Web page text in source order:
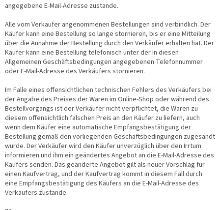
angegebene E-Mail-Adresse zustande.
Alle vom Verkäufer angenommenen Bestellungen sind verbindlich. Der
Käufer kann eine Bestellung so lange stornieren, bis er eine Mitteilung
über die Annahme der Bestellung durch den Verkäufer erhalten hat. Der
Käufer kann eine Bestellung telefonisch unter der in diesen
Allgemeinen Geschäftsbedingungen angegebenen Telefonnummer
oder E-Mail-Adresse des Verkäufers stornieren.
Im Falle eines offensichtlichen technischen Fehlers des Verkäufers bei
der Angabe des Preises der Waren im Online-Shop oder während des
Bestellvorgangs ist der Verkäufer nicht verpflichtet, die Waren zu
diesem offensichtlich falschen Preis an den Käufer zu liefern, auch
wenn dem Käufer eine automatische Empfangsbestätigung der
Bestellung gemäß den vorliegenden Geschäftsbedingungen zugesandt
wurde. Der Verkäufer wird den Käufer unverzüglich über den Irrtum
informieren und ihm ein geändertes Angebot an die E-Mail-Adresse des
Käufers senden. Das geänderte Angebot gilt als neuer Vorschlag für
einen Kaufvertrag, und der Kaufvertrag kommt in diesem Fall durch
eine Empfangsbestätigung des Käufers an die E-Mail-Adresse des
Verkäufers zustande.